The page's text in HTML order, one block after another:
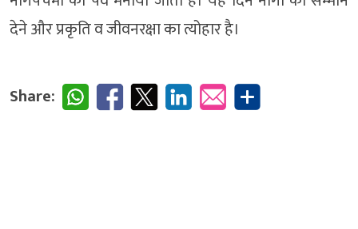
देने और प्रकृति व जीवनरक्षा का त्योहार है।
Share: